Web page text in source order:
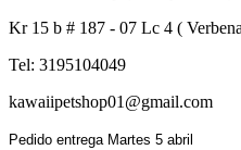
Kr 15 b # 187 - 07 Lc 4 (
Tel: 3195104049
kawaiipetshop01@gmail.com
Pedido entrega Martes 5 abril